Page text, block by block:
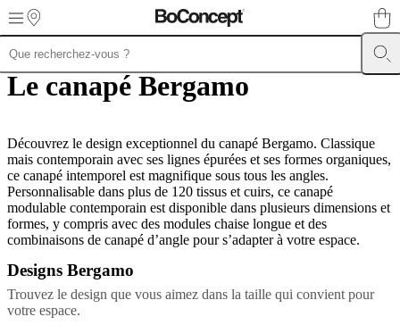
Skip to main content
MeublesCanapésChaises
/
de
canapésCollections
de
tablesCollections
de
chaises
et
de
fauteuils
Beds
collections Collections
de
Le canapé Bergamo
Découvrez le design exceptionnel du canapé Bergamo. Classique
mais contemporain avec ses lignes épurées et ses formes organiques,
ce canapé intemporel est magnifique sous tous les angles.
Personnalisable dans plus de 120 tissus et cuirs, ce canapé
modulable contemporain est disponible dans plusieurs dimensions et
formes, y compris avec des modules chaise longue et des
combinaisons de canapé d’angle pour s’adapter à votre espace.
Designs Bergamo
Trouvez le design que vous aimez dans la taille qui convient pour
votre espace.